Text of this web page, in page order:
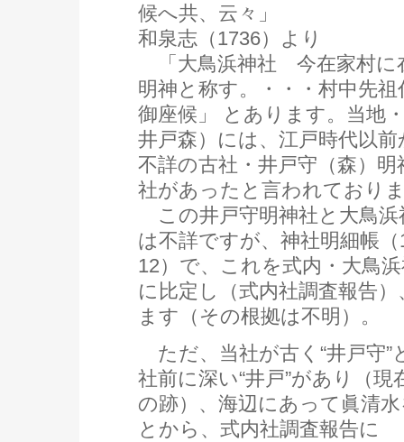
候へ共、云々」
和泉志（1736）より
「大鳥浜神社 今在家村に
明神と称す。・・・村中先
御座候」 とあります。当地
井戸森）には、江戸時代以
不詳の古社・井戸守（森）
社があったと言われており
この井戸守明神社と大鳥浜
は不詳ですが、神社明細帳
12）で、これを式内・大鳥
に比定し（式内社調査報告
ます（その根拠は不明）。
ただ、当社が古く“井戸守”
社前に深い“井戸”があり（現
の跡）、海辺にあって眞清
とから、式内社調査報告に